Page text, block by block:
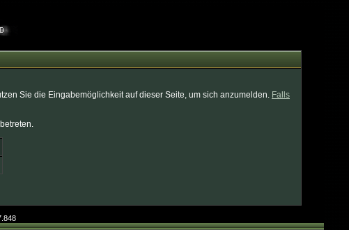
Sie die Eingabemöglichkeit auf dieser Seite, um sich anzumelden. Falls